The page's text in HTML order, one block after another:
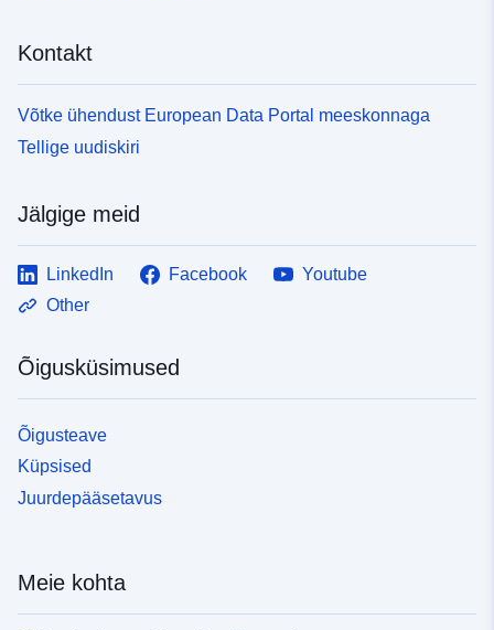
Kontakt
Võtke ühendust European Data Portal meeskonnaga
Tellige uudiskiri
Jälgige meid
LinkedIn Facebook
Youtube
Other
Õigusküsimused
Õigusteave
Küpsised
Juurdepääsetavus
Meie kohta